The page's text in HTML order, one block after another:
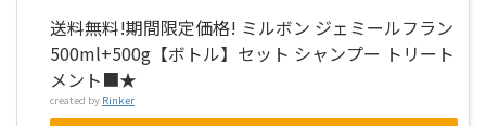
送料無料!期間限定価格! ミルボン ジェミールフラン
500ml+500g【ボトル】セット シャンプー トリート
メント■★
created by Rinker